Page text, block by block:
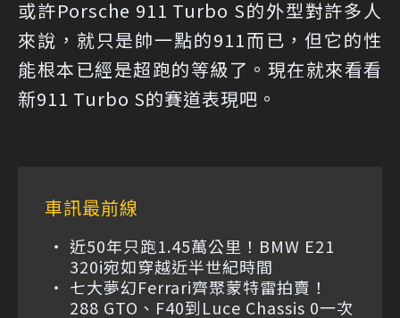
或許Porsche 911 Turbo S的外型對許多人
來說，就只是帥一點的911而已，但它的性
能根本已經是超跑的等級了。現在就來看看
新911 Turbo S的賽道表現吧。
車訊最前線
近50年只跑1.45萬公里！BMW E21
320i宛如穿越近半世紀時間
七大夢幻Ferrari齊聚蒙特雷拍賣！
288 GTO、F40到Luce Chassis 0一次